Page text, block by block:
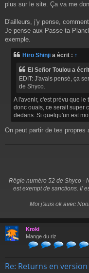
g
plus sur le site. Ça va me
D'ailleurs, j'y pense,
Je pense aux Passe-ta-
exemple.
Hiro Shinji a écrit : ↑
El Señor Toulou a
EDIT: J'avais pensé, ça
de Shyco.
A l'avenir, c'est prévu que
donc ouais, ce serait super
dedans. Si quelqu'un est
On peut partir de tes propres
Rêgle numéro 52 de Shyco -
est exempt de sanctions. Il
Moi j'suis ok avec
Kroki
Mange du riz
Re: Returns en